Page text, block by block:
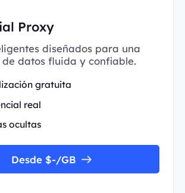
Proxy
diseñados para una
de datos fluida y confiable.
gratuita
real
ocultas
Desde $-/GB